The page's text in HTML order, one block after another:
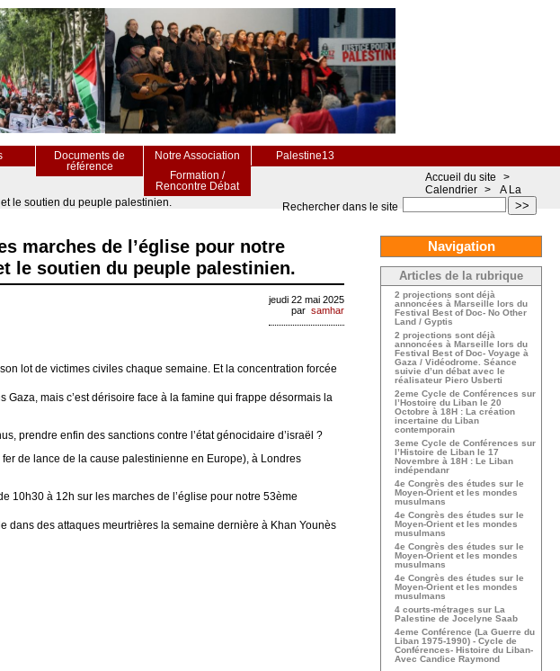
Documents de
référence
Notre Association
Palestine13
Formation /
Rencontre Débat
>>
Rechercher dans le site
Accueil du site
>
Calendrier >
A La
le soutien du peuple palestinien.
marches de l’église pour notre
le soutien du peuple palestinien.
jeudi 22 mai 2025
par samhar
lot de victimes civiles chaque semaine. Et la concentration forcée
mais c’est dérisoire face à la famine qui frappe désormais la
prendre enfin des sanctions contre l’état génocidaire d’israël ?
de lance de la cause palestinienne en Europe), à Londres
10h30 à 12h sur les marches de l’église pour notre 53ème
dans des attaques meurtrières la semaine dernière à Khan Younès
Navigation
Articles de la rubrique
2 projections sont déjà
annoncées à Marseille lors du
Festival Best of Doc- No Other
Land / Gyptis
2 projections sont déjà
annoncées à Marseille lors du
Festival Best of Doc- Voyage à
Gaza / Vidéodrome. Séance
suivie d’un débat avec le
réalisateur Piero Usberti
2eme Cycle de Conférences sur
l’Hostoire du Liban le 20
Octobre à 18H : La création
incertaine du Liban
contemporain
3eme Cycle de Conférences sur
l’Histoire de Liban le 17
Novembre à 18H : Le Liban
indépendanr
4e Congrès des études sur le
Moyen-Orient et les mondes
musulmans
4e Congrès des études sur le
Moyen-Orient et les mondes
musulmans
4e Congrès des études sur le
Moyen-Orient et les mondes
musulmans
4e Congrès des études sur le
Moyen-Orient et les mondes
musulmans
4 courts-métrages sur La
Palestine de Jocelyne Saab
4eme Conférence (La Guerre du
Liban 1975-1990) - Cycle de
Conférences- Histoire du Liban-
Avec Candice Raymond